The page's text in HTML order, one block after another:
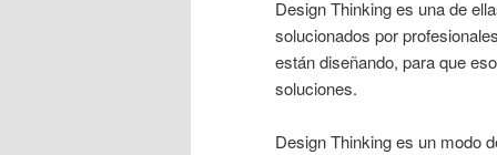
Design Thinking es una de
solucionados por
están diseñando, para que
soluciones.
Design Thinking es un modo